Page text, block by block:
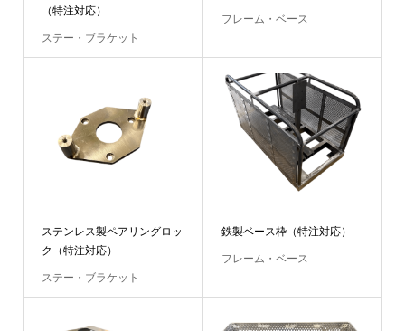
（特注対応）
ステー・ブラケット
フレーム・ベース
ステンレス製ペアリングロッ
ク（特注対応）
ステー・ブラケット
鉄製ベース枠（特注対応）
フレーム・ベース